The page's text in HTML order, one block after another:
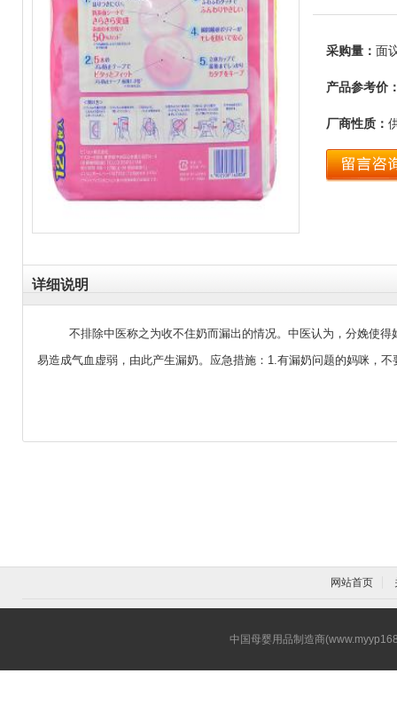
采购量： 面
产品参考价
厂商性质：
详细说明
不排除中医称之为收不住奶而漏出的情况。中医认为，分娩使
易造成气血虚弱，由此产生漏奶。应急措施：1.有漏奶问题的妈咪，
网站首页
中国母婴用品制造商